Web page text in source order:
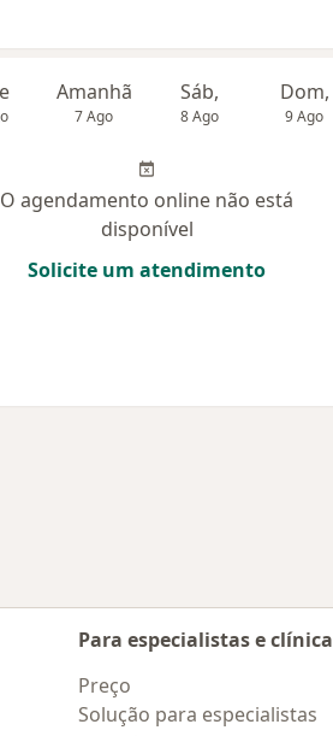
Amanhã
7 Ago
Sáb,
8 Ago
Dom,
9 Ago
O agendamento online não está
disponível
Solicite um atendimento
Para especialistas e
Preço
Solução para especialistas